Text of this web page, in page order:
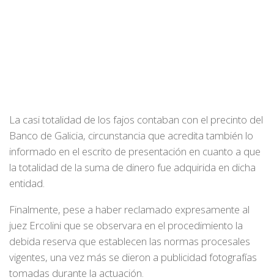
La casi totalidad de los fajos contaban con el precinto del
Banco de Galicia, circunstancia que acredita también lo
informado en el escrito de presentación en cuanto a que
la totalidad de la suma de dinero fue adquirida en dicha
entidad.
Finalmente, pese a haber reclamado expresamente al
juez Ercolini que se observara en el procedimiento la
debida reserva que establecen las normas procesales
vigentes, una vez más se dieron a publicidad fotografías
tomadas durante la actuación.